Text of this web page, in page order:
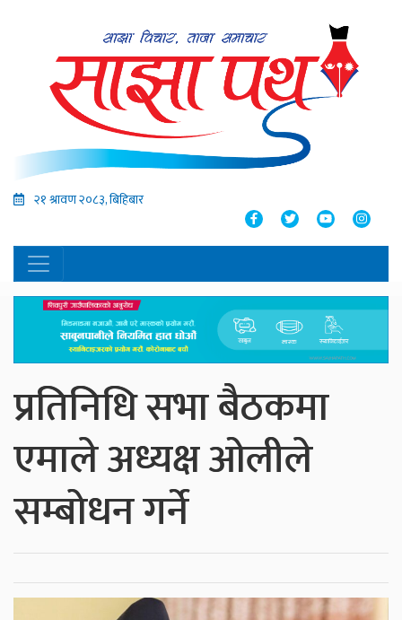
२१ श्रावण २०८३, बिहिबार
प्रतिनिधि सभा बैठकमा
एमाले अध्यक्ष ओलीले
सम्बोधन गर्ने